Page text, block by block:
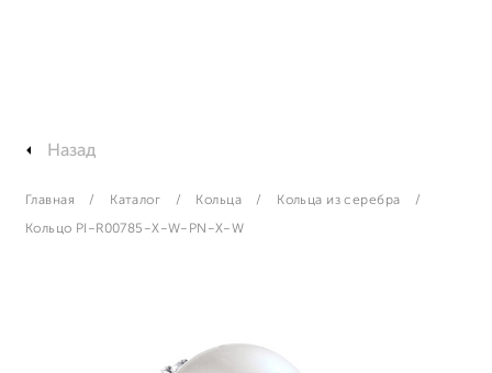
Назад
Главная Каталог Кольца Кольца из серебра
Кольцо PI-R00785-X-W-PN-X-W